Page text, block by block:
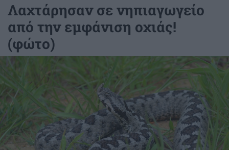
Λαχτάρησαν σε νηπιαγωγείο
από την εμφάνιση οχιάς!
(φώτο)